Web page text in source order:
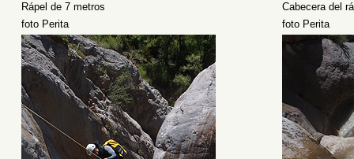
Rápel de 7 metros
Cabecera del
foto Perita
foto Perita